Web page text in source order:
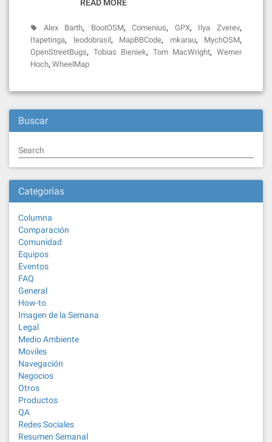
READ MORE
Alex Barth, BootOSM,Comenius, GPX, Ilya Zverev,
Itapetinga, leodobrasil, MapBBCode, mkarau, MychOSM,
OpenStreetBugs, Tobias Bieniek, Tom MacWright,Werner
Hoch, WheelMap
Buscar
Search
Categorías
Columna
Comparación
Comunidad
Equipos
Eventos
FAQ
General
How-to
Imagen de la Semana
Legal
Medio Ambiente
Moviles
Navegación
Negocios
Otros
Productos
QA
Redes Sociales
Resumen Semanal